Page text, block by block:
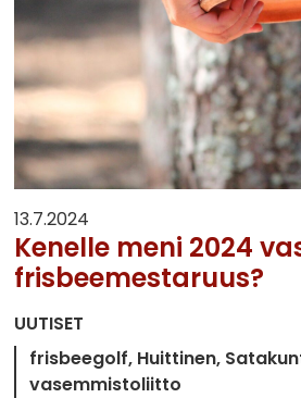
13.7.2024
Kenelle meni 2024
frisbeemestaruus?
UUTISET
frisbeegolf Huittinen
vasemmistoliitto